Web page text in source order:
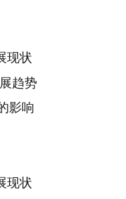
现状
趋势
影响
现状